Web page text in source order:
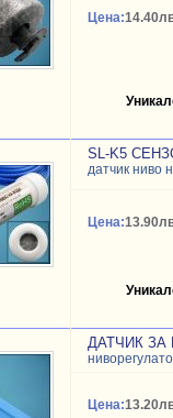
Цена:
SL-K5
датчик ниво
Цена:
ДАТЧИК ЗА
Цена: